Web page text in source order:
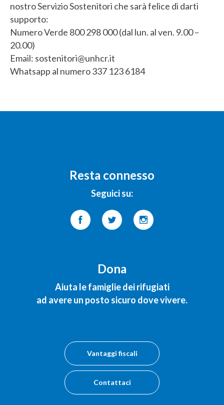
nostro Servizio Sostenitori che sarà felice di darti
supporto:
Numero Verde 800 298 000 (dal lun. al ven. 9.00 –
20.00)
Email: sostenitori@unhcr.it
Whatsapp al numero 337 123 6184
Resta connesso
Seguici su:
Dona
Aiuta le famiglie dei rifugiati
ad avere un posto sicuro dove vivere.
Vantaggi fiscali
Contattaci